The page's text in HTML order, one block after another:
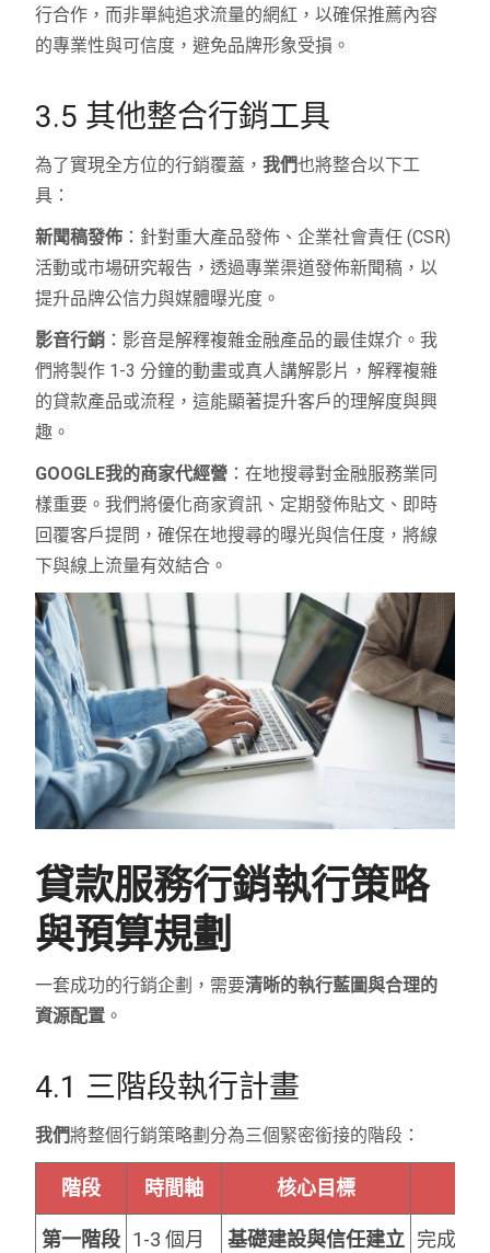
行合作，而非單純追求流量的網紅，以確保推薦內容
的專業性與可信度，避免品牌形象受損。
3.5 其他整合行銷工具
為了實現全方位的行銷覆蓋，我們也將整合以下工
具：
新聞稿發佈 ：針對重大產品發佈、企業社會責任 (CSR)
活動或市場研究報告，透過專業渠道發佈新聞稿，以
提升品牌公信力與媒體曝光度。
影音行銷 ：影音是解釋複雜金融產品的最佳媒介。我
們將製作 1-3 分鐘的動畫或真人講解影片，解釋複雜
的貸款產品或流程，這能顯著提升客戶的理解度與興
趣。
GOOGLE我的商家代經營 ：在地搜尋對金融服務業同
樣重要。我們將優化商家資訊、定期發佈貼文、即時
回覆客戶提問，確保在地搜尋的曝光與信任度，將線
下與線上流量有效結合。
貸款服務行銷執行策略
與預算規劃
一套成功的行銷企劃，需要清晰的執行藍圖與合理的
資源配置 。
4.1 三階段執行計畫
我們將整個行銷策略劃分為三個緊密銜接的階段：
階段 時間軸 核心目標
第一階段 1-3 個月 基礎建設與信任建立 完成網